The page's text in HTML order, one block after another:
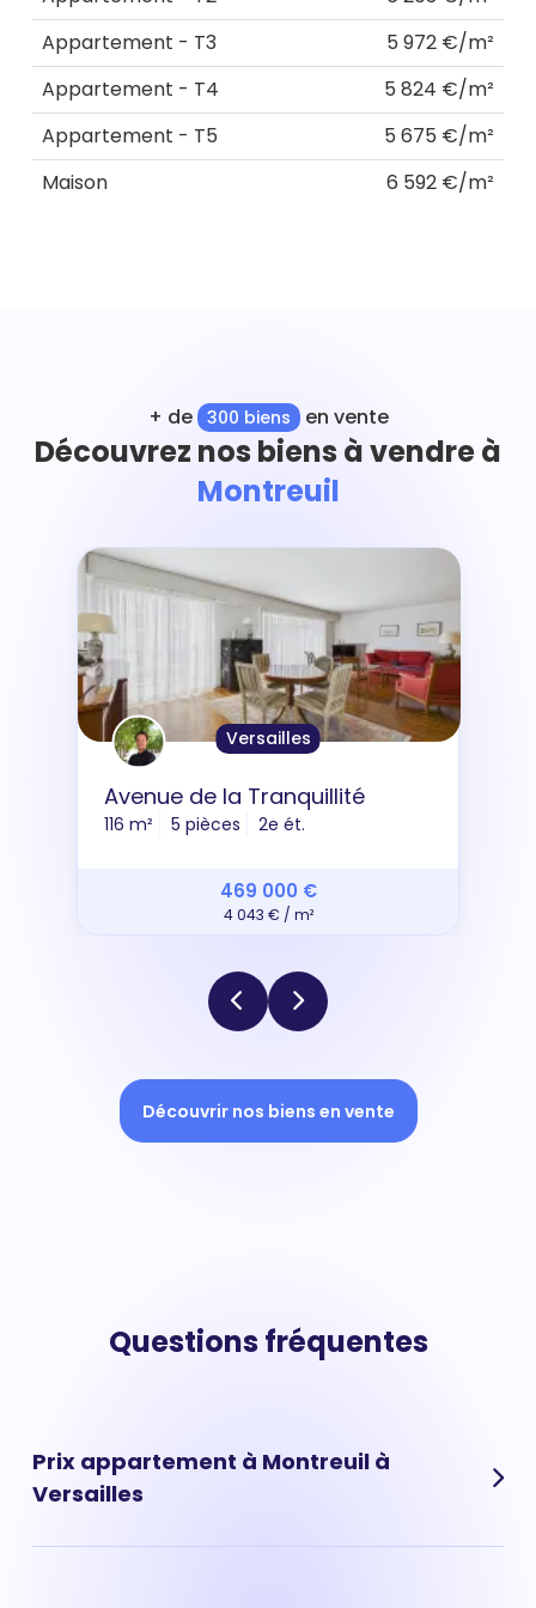
Appartement - T3
5 972 €/m²
Appartement - T4
5 824 €/m²
Appartement - T5
5 675 €/m²
Maison
6 592 €/m²
+ de 300 biens en vente
Découvrez nos biens à vendre à
Montreuil
Versailles
Avenue de la Tranquillité
116 m² 5 pièces 2e ét.
469 000 €
4 043 € / m²
Découvrir nos biens en vente
Questions fréquentes
Prix appartement à Montreuil à
Versailles